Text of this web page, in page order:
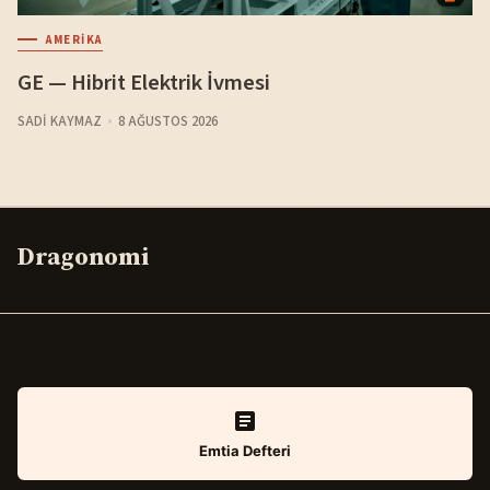
AMERIKA
GE — Hibrit Elektrik İvmesi
SADI KAYMAZ 8 AĞUSTOS 2026
Dragonomi
Emtia Defteri